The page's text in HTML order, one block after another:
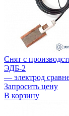
Снят с
ЭДБ-2
— электрод
Запросить цену
В корзину